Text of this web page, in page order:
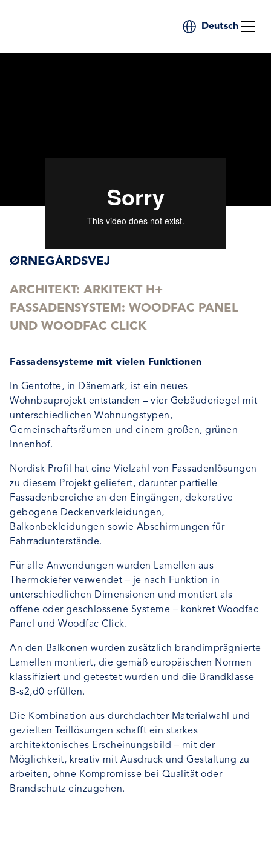
Deutsch
ØRNEGÅRDSVEJ
ARCHITEKT: ARKITEKT H+
FASSADENSYSTEM: WOODFAC PANEL
UND WOODFAC CLICK
Fassadensysteme mit vielen Funktionen
In Gentofte, in Dänemark, ist ein neues
Wohnbauprojekt entstanden – vier Gebäuderiegel mit
unterschiedlichen Wohnungstypen,
Gemeinschaftsräumen und einem großen, grünen
Innenhof.
Nordisk Profil hat eine Vielzahl von Fassadenlösungen
zu diesem Projekt geliefert, darunter partielle
Fassadenbereiche an den Eingängen, dekorative
gebogene Deckenverkleidungen,
Balkonbekleidungen sowie Abschirmungen für
Fahrradunterstände.
Für alle Anwendungen wurden Lamellen aus
Thermokiefer verwendet – je nach Funktion in
unterschiedlichen Dimensionen und montiert als
offene oder geschlossene Systeme – konkret Woodfac
Panel und Woodfac Click.
An den Balkonen wurden zusätzlich brandimprägnierte
Lamellen montiert, die gemäß europäischen Normen
klassifiziert und getestet wurden und die Brandklasse
B-s2,d0 erfüllen.
Die Kombination aus durchdachter Materialwahl und
gezielten Teillösungen schafft ein starkes
architektonisches Erscheinungsbild – mit der
Möglichkeit, kreativ mit Ausdruck und Gestaltung zu
arbeiten, ohne Kompromisse bei Qualität oder
Brandschutz einzugehen.